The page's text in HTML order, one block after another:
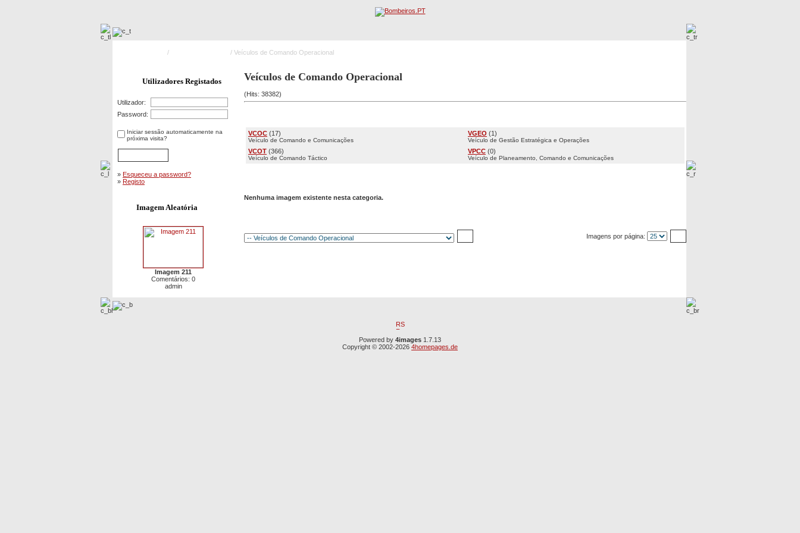
/ / Veículos de Comando Operacional
Utilizadores Registados
Utilizador:
Password:
Iniciar sessão automaticamente na
próxima visita?
» Esqueceu a password?
» Registo
Imagem Aleatória
Imagem 211
Comentários: 0
admin
Veículos de Comando Operacional
(Hits: 38382)
VCOC (17)
Veículo de Comando e Comunicações
VCOT (366)
Veículo de Comando Táctico
VGEO (1)
Veículo de Gestão Estratégica e Operações
VPCC (0)
Veículo de Planeamento, Comando e Comunicações
Nenhuma imagem existente nesta categoria.
Imagens por página:
Powered by 4images 1.7.13
Copyright © 2002-2026 4homepages.de